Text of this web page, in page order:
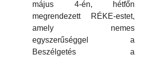
május 4-én, hétfőn
megrendezett RÉKE-estet,
amely nemes
egyszerűséggel a
Beszélgetés a